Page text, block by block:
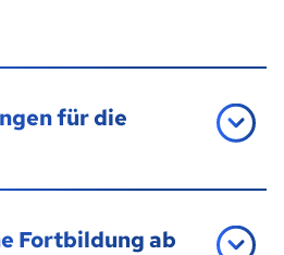
für die
Fortbildung ab